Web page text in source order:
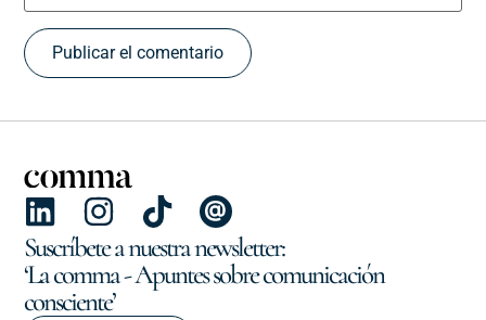
Suscríbete a nuestra newsletter:
‘La comma - Apuntes sobre comunicación
consciente’